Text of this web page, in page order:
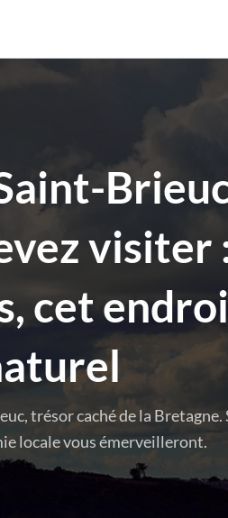
cet
trésor caché de la Bretagne.
locale vous émerveilleront.